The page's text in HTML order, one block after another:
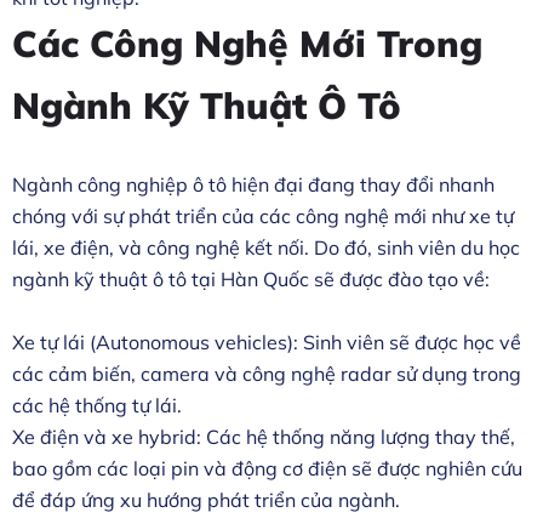
Các Công Nghệ Mới Trong
Ngành Kỹ Thuật Ô Tô
Ngành công nghiệp ô tô hiện đại đang thay đổi nhanh
chóng với sự phát triển của các công nghệ mới như xe tự
lái, xe điện, và công nghệ kết nối. Do đó, sinh viên du học
ngành kỹ thuật ô tô tại Hàn Quốc sẽ được đào tạo về:
Xe tự lái (Autonomous vehicles): Sinh viên sẽ được học về
các cảm biến, camera và công nghệ radar sử dụng trong
các hệ thống tự lái.
Xe điện và xe hybrid: Các hệ thống năng lượng thay thế,
bao gồm các loại pin và động cơ điện sẽ được nghiên cứu
để đáp ứng xu hướng phát triển của ngành.